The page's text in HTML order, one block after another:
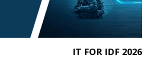
IT FOR IDF 2026